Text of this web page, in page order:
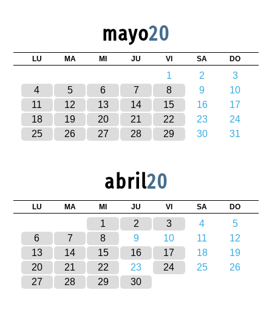
mayo20
LU MA MI JU VI SA DO
1 2
3
4
5 6 7 8 9
10
11
12 13 14 15 16
17
18
19 20 21 22 23
24
25
26 27 28 29 30 31
abril20
LU MA MI JU VI SA DO
1 2 3 4
5
6
7 8 9 10 11
12
13
14 15 16 17 18
19
20
21 22 23 24 25
26
27
28 29 30